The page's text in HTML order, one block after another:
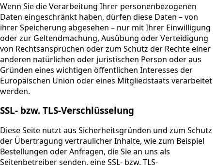
Wenn Sie die Verarbeitung Ihrer personenbezogenen
Daten eingeschränkt haben, dürfen diese Daten – von
ihrer Speicherung abgesehen – nur mit Ihrer Einwilligung
oder zur Geltendmachung, Ausübung oder Verteidigung
von Rechtsansprüchen oder zum Schutz der Rechte einer
anderen natürlichen oder juristischen Person oder aus
Gründen eines wichtigen öffentlichen Interesses der
Europäischen Union oder eines Mitgliedstaats verarbeitet
werden.
SSL- bzw. TLS-Verschlüsselung
Diese Seite nutzt aus Sicherheitsgründen und zum Schutz
der Übertragung vertraulicher Inhalte, wie zum Beispiel
Bestellungen oder Anfragen, die Sie an uns als
Seitenbetreiber senden, eine SSL- bzw. TLS-